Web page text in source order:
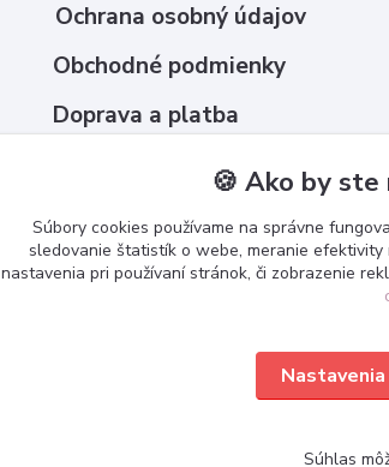
Ochrana osobný údajov
Obchodné podmienky
Doprava a platba
Ako nakupovať ?
Kontakt
🍪 Ako by ste
Súbory cookies používame na správne
sledovanie štatistík o webe, meranie
nastavenia pri používaní stránok, či zobrazenie
Nastavenia
Súhlas